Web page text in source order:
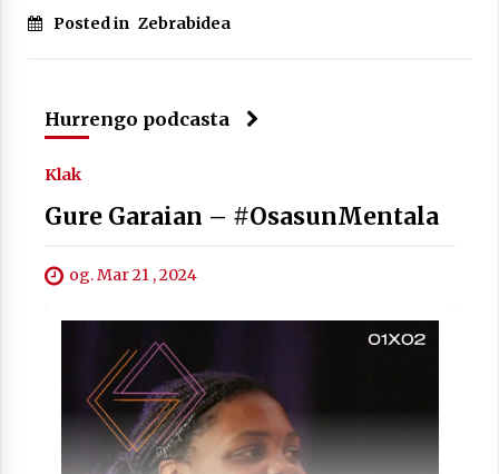
Berria egunkarian elkarrizketa
Hala Bedi irratiko Hizpidea saioan
2021/07/03
Zebrabidearen denboraldi amaiera
Posted in Zebrabidea
Hurrengo podcasta
Klak
Gure Garaian – #OsasunMentala
og. Mar 21 , 2024